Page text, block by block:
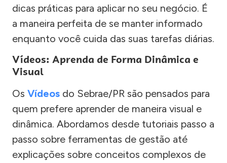
dicas práticas para aplicar no seu negócio. É
a maneira perfeita de se manter informado
enquanto você cuida das suas tarefas diárias.
Vídeos: Aprenda de Forma Dinâmica e
Visual
Os Vídeos do Sebrae/PR são pensados para
quem prefere aprender de maneira visual e
dinâmica. Abordamos desde tutoriais passo a
passo sobre ferramentas de gestão até
explicações sobre conceitos complexos de